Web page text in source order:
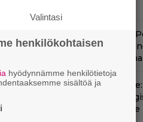
Illalla tv:ssä:
Christien
tarjoaa
Vain
luvun
mikään ei
Valintasi
henkilökohtaisen
hyödynnämme henkilötietoja
sisältöä ja